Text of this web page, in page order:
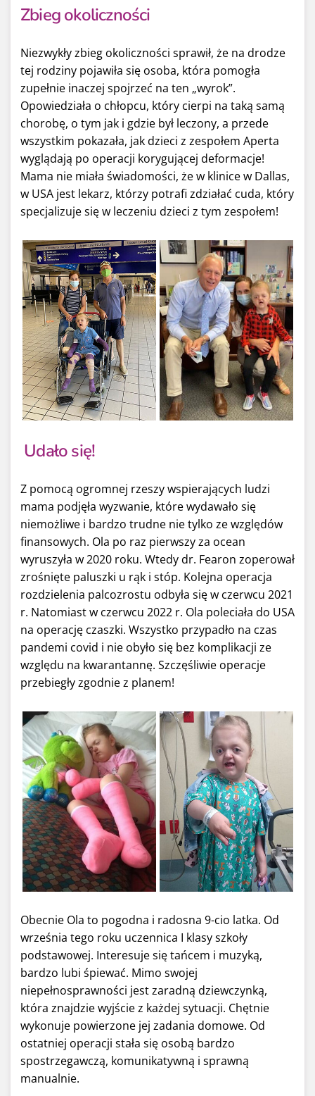
Zbieg okoliczności
Niezwykły zbieg okoliczności sprawił, że na drodze
tej rodziny pojawiła się osoba, która pomogła
zupełnie inaczej spojrzeć na ten „wyrok”.
Opowiedziała o chłopcu, który cierpi na taką samą
chorobę, o tym jak i gdzie był leczony, a przede
wszystkim pokazała, jak dzieci z zespołem Aperta
wyglądają po operacji korygującej deformacje!
Mama nie miała świadomości, że w klinice w Dallas,
w USA jest lekarz, którzy potrafi zdziałać cuda, który
specjalizuje się w leczeniu dzieci z tym zespołem!
Udało się!
Z pomocą ogromnej rzeszy wspierających ludzi
mama podjęła wyzwanie, które wydawało się
niemożliwe i bardzo trudne nie tylko ze względów
finansowych. Ola po raz pierwszy za ocean
wyruszyła w 2020 roku. Wtedy dr. Fearon zoperował
zrośnięte paluszki u rąk i stóp. Kolejna operacja
rozdzielenia palcozrostu odbyła się w czerwcu 2021
r. Natomiast w czerwcu 2022 r. Ola poleciała do USA
na operację czaszki. Wszystko przypadło na czas
pandemi covid i nie obyło się bez komplikacji ze
względu na kwarantannę. Szczęśliwie operacje
przebiegły zgodnie z planem!
Obecnie Ola to pogodna i radosna 9-cio latka. Od
września tego roku uczennica I klasy szkoły
podstawowej. Interesuje się tańcem i muzyką,
bardzo lubi śpiewać. Mimo swojej
niepełnosprawności jest zaradną dziewczynką,
która znajdzie wyjście z każdej sytuacji. Chętnie
wykonuje powierzone jej zadania domowe. Od
ostatniej operacji stała się osobą bardzo
spostrzegawczą, komunikatywną i sprawną
manualnie.